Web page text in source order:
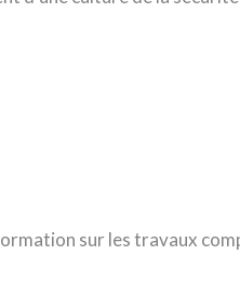
sur les travaux